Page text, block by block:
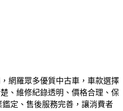
網羅眾多優質中古車，車款選擇
、維修紀錄透明、價格合理、保
定、售後服務完善，讓消費者